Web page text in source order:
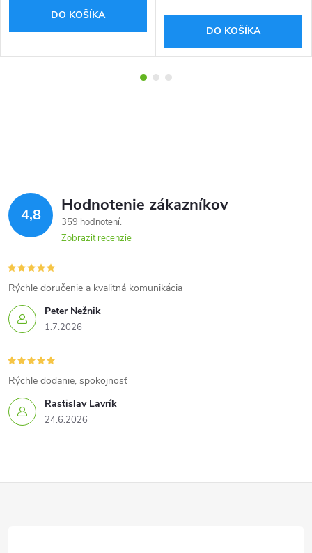
DO KOŠÍKA
DO KOŠÍKA
4,8 Hodnotenie zákazníkov
359 hodnotení
Zobraziť recenzie
Peter Nežnik
1.7.2026
Rýchle doručenie a kvalitná komunikácia
Rastislav Lavrík
24.6.2026
Rýchle dodanie, spokojnosť